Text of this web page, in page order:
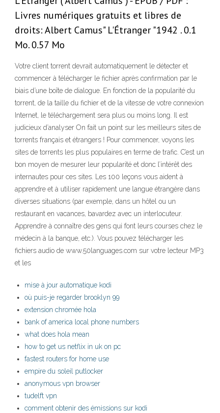
Livres numériques gratuits et libres de
droits: Albert Camus" L'Étranger "1942 . 0.1
Mo. 0.57 Mo
Votre client torrent devrait automatiquement le détecter et
commencer à télécharger le fichier après confirmation par le
biais d’une boîte de dialogue. En fonction de la popularité du
torrent, de la taille du fichier et de la vitesse de votre connexion
Internet, le téléchargement sera plus ou moins long. Il est
judicieux d’analyser On fait un point sur les meilleurs sites de
torrents français et étrangers ! Pour commencer, voyons les
sites de torrents les plus populaires en terme de trafic. C’est un
bon moyen de mesurer leur popularité et donc l’intérêt des
internautes pour ces sites. Les 100 leçons vous aident à
apprendre et à utiliser rapidement une langue étrangère dans
diverses situations (par exemple, dans un hôtel ou un
restaurant en vacances, bavardez avec un interlocuteur.
Apprendre à connaître des gens qui font leurs courses chez le
médecin à la banque, etc.). Vous pouvez télécharger les
fichiers audio de www.50languages.com sur votre lecteur MP3
et les
mise à jour automatique kodi
où puis-je regarder brooklyn 99
extension chromée hola
bank of america local phone numbers
what does hola mean
how to get us netflix in uk on pc
fastest routers for home use
empire du soleil putlocker
anonymous vpn browser
tudelft vpn
comment obtenir des émissions sur kodi